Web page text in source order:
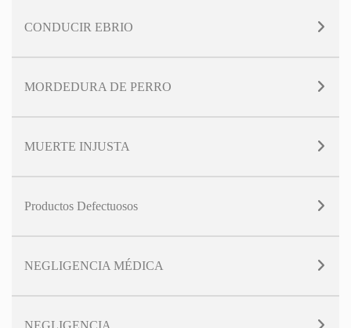
CONDUCIR EBRIO
MORDEDURA DE PERRO
MUERTE INJUSTA
Productos Defectuosos
NEGLIGENCIA MÉDICA
NEGLIGENCIA